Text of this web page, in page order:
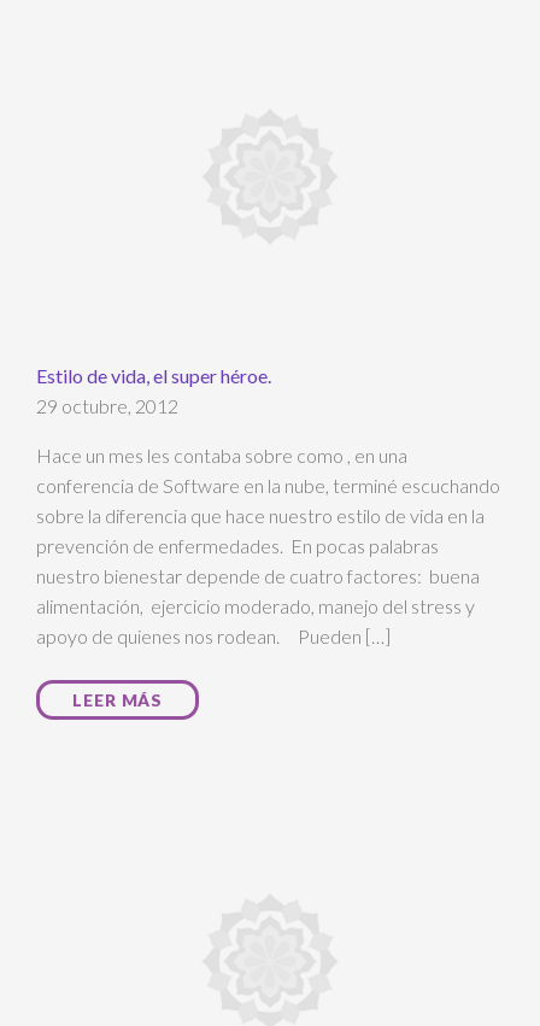
Estilo de vida, el super héroe.
29 octubre, 2012
Hace un mes les contaba sobre como , en una
conferencia de Software en la nube, terminé escuchando
sobre la diferencia que hace nuestro estilo de vida en la
prevención de enfermedades. En pocas palabras
nuestro bienestar depende de cuatro factores: buena
alimentación, ejercicio moderado, manejo del stress y
apoyo de quienes nos rodean. Pueden […]
LEER MÁS